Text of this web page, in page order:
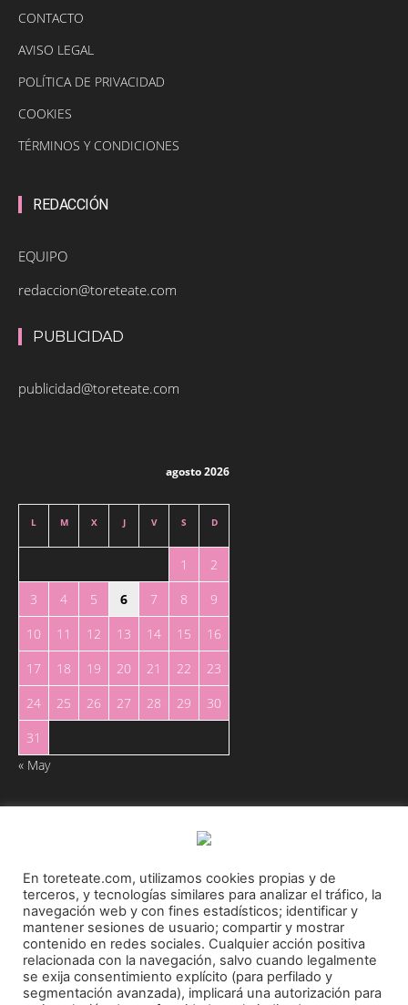
CONTACTO
AVISO LEGAL
POLÍTICA DE PRIVACIDAD
COOKIES
TÉRMINOS Y CONDICIONES
REDACCIÓN
EQUIPO
redaccion@toreteate.com
PUBLICIDAD
publicidad@toreteate.com
agosto 2026
L M X J V S D
1
2
3
4 5 6 7 8
9
10
11 12 13 14 15
16
17
18 19 20 21 22
23
24
25 26 27 28 29
30
31
« May
Toreteate Ⓒ 2023. Todos los derechos reservados
Diseñado porWelow Marketing
Prohibida la reproducción y utilización total o parcial, por cualquier medio, sin autorización
expresa por escrito.
En toreteate.com, utilizamos cookies propias y de
terceros, y tecnologías similares para analizar el tráfico, la
navegación web y con fines estadísticos; identificar y
mantener sesiones de usuario; compartir y mostrar
contenido en redes sociales. Cualquier acción positiva
relacionada con la navegación, salvo cuando legalmente
se exija consentimiento explícito (para perfilado y
segmentación avanzada), implicará una autorización para